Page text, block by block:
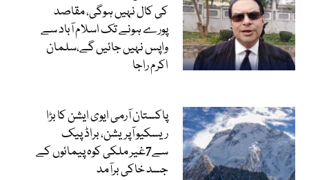
کی کال نہیں ہوگی، مقاصد
پورے ہونے تک اسلام آباد سے
واپس نہیں جائیں گے،سلمان
اکرم راجا
پاکستان آرمی ایوی ایشن کا بڑا
ریسکیو آپریشن، براڈ پیک
سے7غیر ملکی کوہ پیمائوں کے
جسد خاکی برآمد